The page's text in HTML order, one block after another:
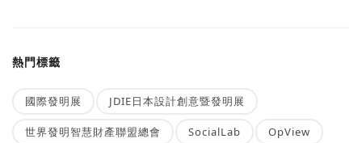
熱門標籤
國際發明展 JDIE日本設計創意暨發明展
世界發明智慧財產聯盟總會 SocialLab OpView